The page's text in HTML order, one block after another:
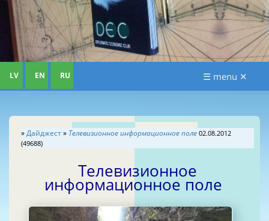
LV EN RU ☰ menu ✕
»Дайджест» Телевизионное информационное поле 02.08.2012
(49688)
Телевизионное
информационное поле